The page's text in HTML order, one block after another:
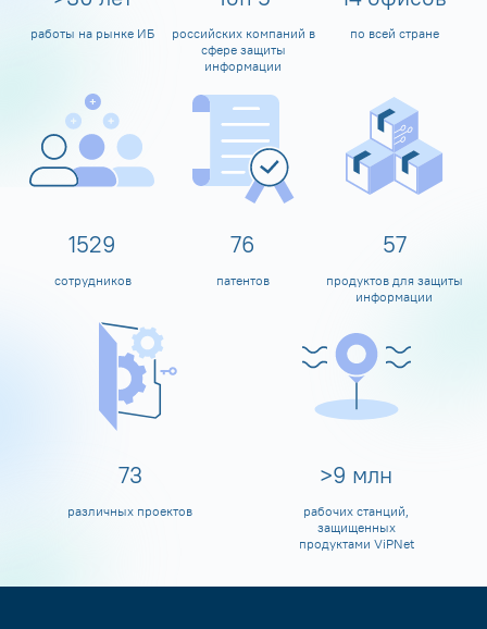
работы на рынке ИБ
российских компаний в
сфере защиты
информации
по всей стране
1600
сотрудников
80
патентов
60
продуктов для защиты
информации
80
различных проектов
>10 млн
рабочих станций,
защищенных
продуктами ViPNet